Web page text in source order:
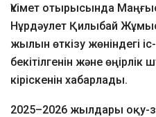
Үкімет отырысында
Нұрдәулет Қилыбай
жылын өткізу жөніндегі
бекітілгенін және
кіріскенін хабарлады.
2025–2026 жылдары оқу-